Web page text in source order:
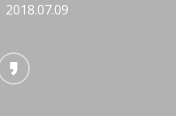
2018.07.09